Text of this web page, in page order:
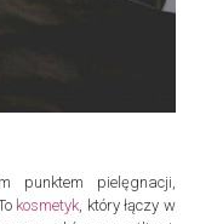
punktem pielęgnacji,
kosmetyk , który łączy w